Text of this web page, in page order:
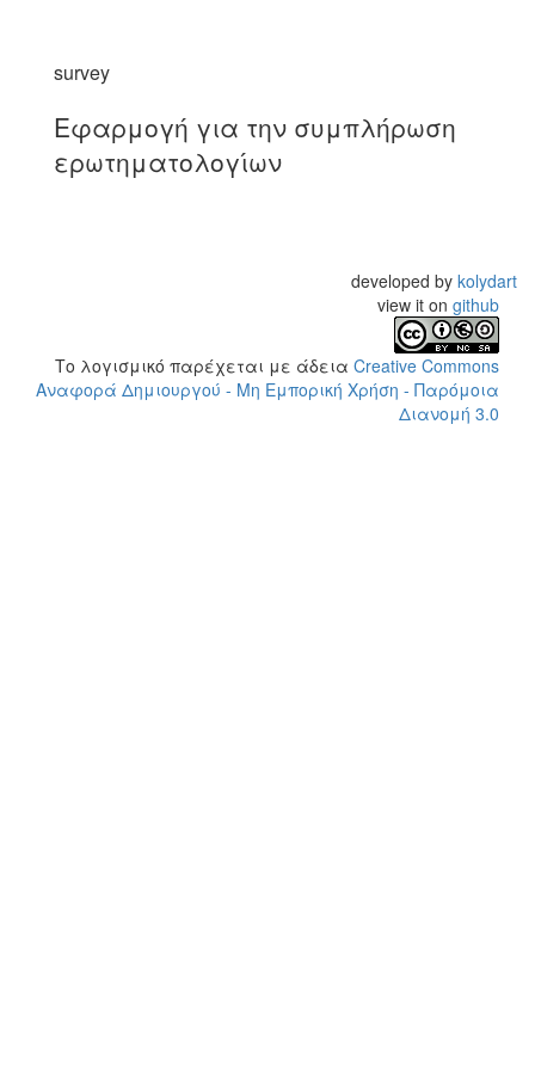
survey
Εφαρμογή για την συμπλήρωση
ερωτηματολογίων
developed by kolydart
view it on github
Το λογισμικό παρέχεται με άδεια Creative Commons
Αναφορά Δημιουργού - Μη Εμπορική Χρήση - Παρόμοια
Διανομή 3.0